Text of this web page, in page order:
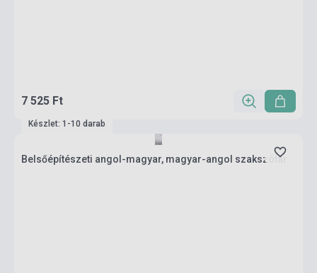
7 525 Ft
Készlet: 1-10 darab
Belsőépítészeti angol-magyar, magyar-angol szakszótár